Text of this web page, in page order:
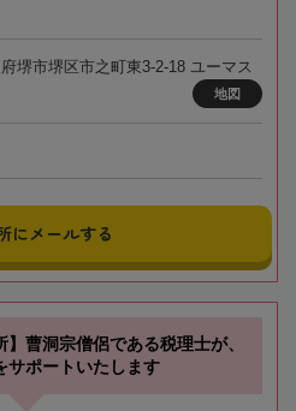
堺市堺区市之町東3-2-18 ユーマス
地図
にメールする
】曹洞宗僧侶である税理士が、
サポートいたします